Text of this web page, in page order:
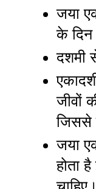
जया
के दिन
दशमी
जीवों
जिससे
जया
होता